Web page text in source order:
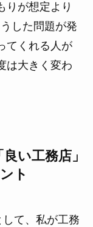
りが想定より
した問題が発
てくれる人が
は大きく変わ
い工務店」
ト
て、私が工務